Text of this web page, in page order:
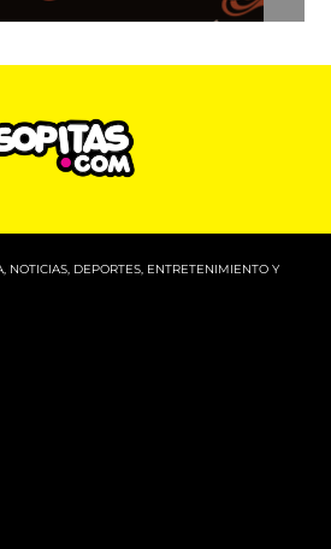
NOTICIAS, DEPORTES, ENTRETENIMIENTO Y